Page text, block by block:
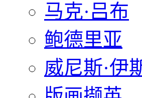
马克·吕布
鲍德里亚
威尼斯·伊